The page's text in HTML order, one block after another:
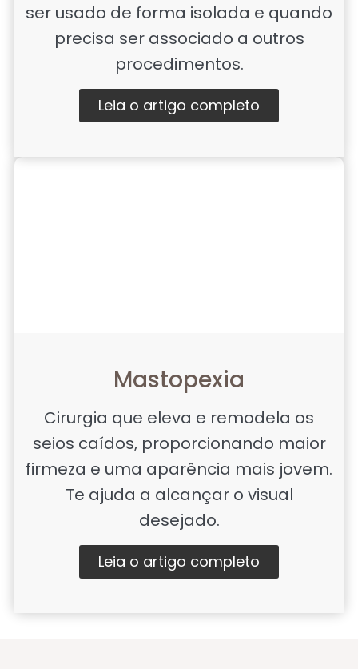
ser usado de forma isolada e quando
precisa ser associado a outros
procedimentos.
Leia o artigo completo
Mastopexia
Cirurgia que eleva e remodela os
seios caídos, proporcionando maior
firmeza e uma aparência mais jovem.
Te ajuda a alcançar o visual
desejado.
Leia o artigo completo